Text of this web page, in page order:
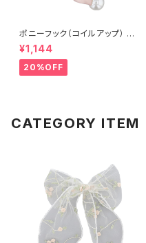
ポニーフック（コイルアップ） リ
ボンパーツ HCF0159-PK（ピ
ンク）
¥1,144
20%OFF
CATEGORY ITEM